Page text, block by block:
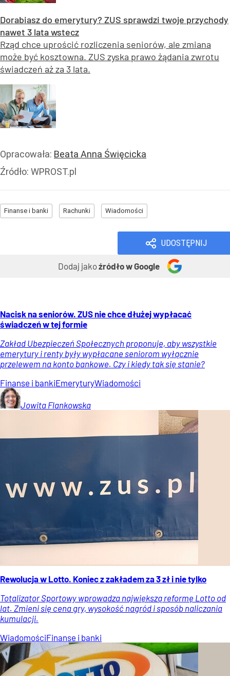
Dorabiasz do emerytury? ZUS sprawdzi twoje przychody
nawet 3 lata wstecz
Rząd chce uprościć rozliczenia seniorów, ale zmiana
może być kosztowna. ZUS zyska prawo żądania zwrotu
świadczeń aż za 3 lata.
Opracowała: Beata Anna Święcicka
Źródło: WPROST.pl
Finanse i banki Rachunki Wiadomości
UDOSTĘPNIJ
Dodaj jakoźródło w Google
Nacisk na seniorów. ZUS nie chce dłużej wypłacać
świadczeń w tej formie
Zakład Ubezpieczeń Społecznych proponuje, aby wszystkie
emerytury i renty były wypłacane seniorom wyłącznie
przelewem na konto bankowe. Czy i kiedy tak się stanie?
Finanse i bankiEmeryturyWiadomości
Jowita Flankowska
Rewolucja w Lotto. Koniec z zakładem za 3 zł i nie tylko
Totalizator Sportowy wprowadza największą reformę Lotto od
lat. Zmieni się cena gry, wysokość nagród i sposób naliczania
kumulacji.
WiadomościFinanse i banki